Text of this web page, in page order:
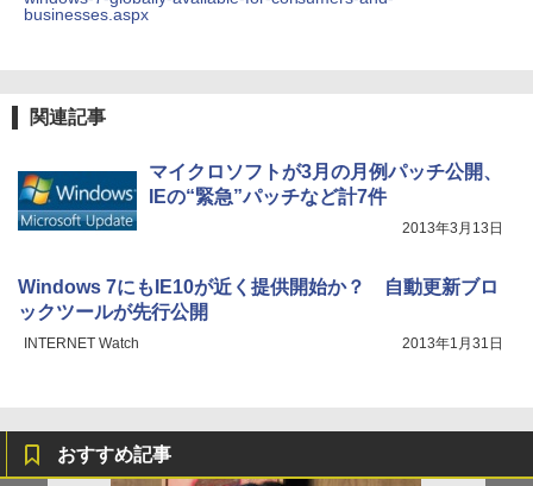
businesses.aspx
関連記事
マイクロソフトが3月の月例パッチ公開、
IEの“緊急”パッチなど計7件
2013年3月13日
Windows 7にもIE10が近く提供開始か？ 自動更新ブロ
ックツールが先行公開
INTERNET Watch 2013年1月31日
おすすめ記事